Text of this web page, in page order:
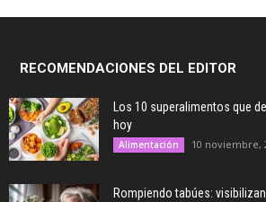
RECOMENDACIONES DEL EDITOR
Los 10 superalimentos que
hoy
Alimentación 10 noviembre,
Rompiendo tabúes: